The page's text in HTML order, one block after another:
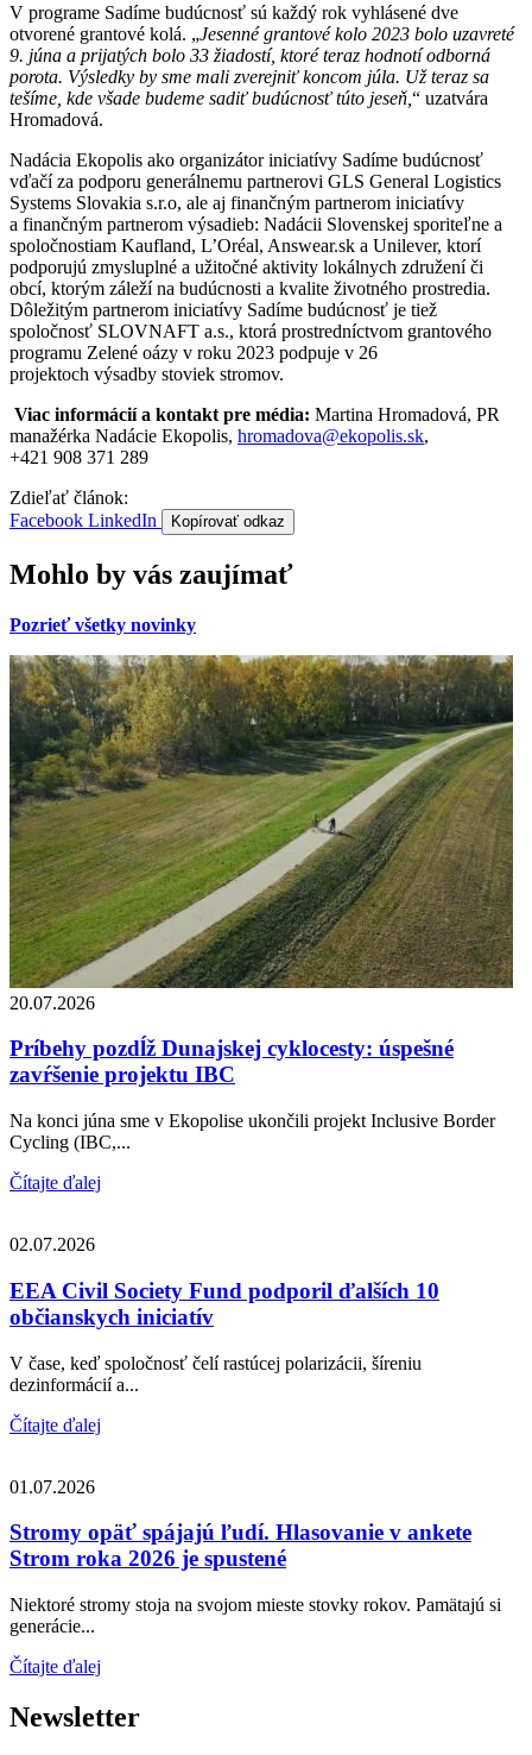
V programe Sadíme budúcnosť sú každý rok vyhlásené dve
otvorené grantové kolá. „Jesenné grantové kolo 2023 bolo uzavreté
9. júna a prijatých bolo 33 žiadostí, ktoré teraz hodnotí odborná
porota. Výsledky by sme mali zverejniť koncom júla. Už teraz sa
tešíme, kde všade budeme sadiť budúcnosť túto jeseň, “ uzatvára
Hromadová.
Nadácia Ekopolis ako organizátor iniciatívy Sadíme budúcnosť
vďačí za podporu generálnemu partnerovi GLS General Logistics
Systems Slovakia s.r.o, ale aj finančným partnerom iniciatívy
a finančným partnerom výsadieb: Nadácii Slovenskej sporiteľne a
spoločnostiam Kaufland, L’Oréal, Answear.sk a Unilever, ktorí
podporujú zmysluplné a užitočné aktivity lokálnych združení či
obcí, ktorým záleží na budúcnosti a kvalite životného prostredia.
Dôležitým partnerom iniciatívy Sadíme budúcnosť je tiež
spoločnosť SLOVNAFT a.s., ktorá prostredníctvom grantového
programu Zelené oázy v roku 2023 podpuje v 26
projektoch výsadby stoviek stromov.
Viac informácií a kontakt pre média: Martina Hromadová, PR
manažérka Nadácie Ekopolis, hromadova@ekopolis.sk,
+421 908 371 289
Zdieľať článok:
Facebook LinkedIn Kopírovať odkaz
Mohlo by vás zaujímať
Pozrieť všetky novinky
20.07.2026
Príbehy pozdĺž Dunajskej cyklocesty: úspešné
zavŕšenie projektu IBC
Na konci júna sme v Ekopolise ukončili projekt Inclusive Border
Cycling (IBC,...
Čítajte ďalej
02.07.2026
EEA Civil Society Fund podporil ďalších 10
občianskych iniciatív
V čase, keď spoločnosť čelí rastúcej polarizácii, šíreniu
dezinformácií a...
Čítajte ďalej
01.07.2026
Stromy opäť spájajú ľudí. Hlasovanie v ankete
Strom roka 2026 je spustené
Niektoré stromy stoja na svojom mieste stovky rokov. Pamätajú si
generácie...
Čítajte ďalej
Newsletter